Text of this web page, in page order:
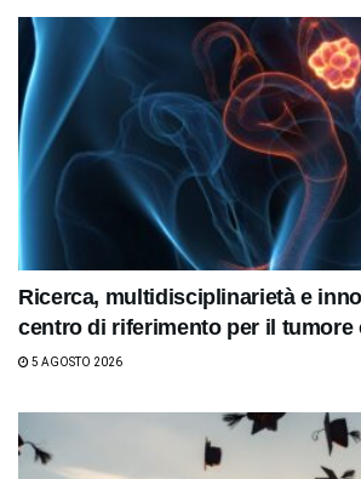
Ricerca, multidisciplinarietà e
centro di riferimento per il tumore
5 AGOSTO 2026